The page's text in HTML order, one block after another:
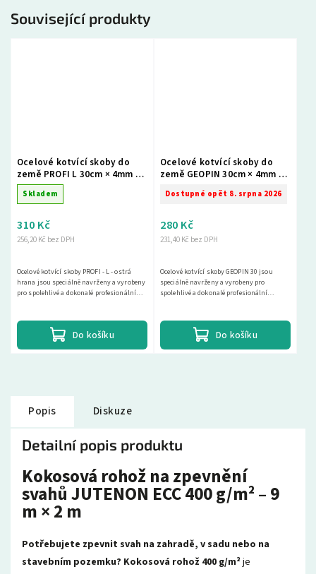
Související produkty
Ocelové kotvící skoby do
země PROFI L 30cm × 4mm –
balení 50 ks
Skladem
256,20 Kč bez DPH
310 Kč
Do košíku
Ocelové kotvící skoby PROFI - L - ostrá
hrana jsou speciálně navrženy a vyrobeny
pro spolehlivé a dokonalé profesionální
Ocelové kotvící skoby do
země GEOPIN 30cm × 4mm –
Dostupné opět 8. srpna 2026
231,40 Kč bez DPH
280 Kč
Do košíku
Ocelové kotvící skoby GEOPIN 30 jsou
speciálně navrženy a vyrobeny pro
spolehlivé a dokonalé profesionální
Popis Diskuze
Detailní popis produktu
Kokosová rohož na zpevnění
svahů JUTENON ECC 400 g/m² – 9
m × 2 m
Potřebujete zpevnit svah na zahradě, v sadu nebo na
stavebním pozemku? Kokosová rohož 400 g/m²je